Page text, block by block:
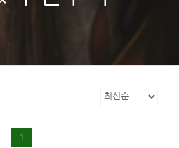
1